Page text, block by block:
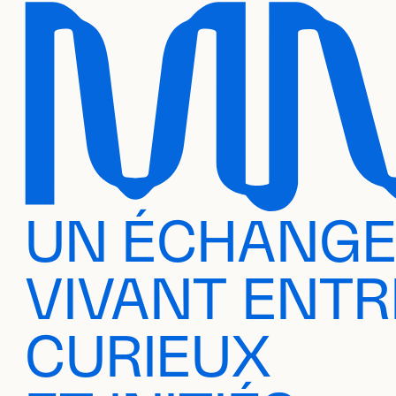
UN ÉCHANGE
VIVANT
CURIEUX